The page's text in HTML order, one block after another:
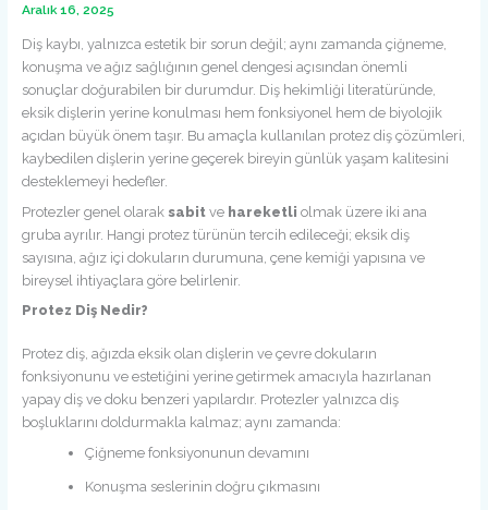
Aralık 16, 2025
Diş kaybı, yalnızca estetik bir sorun değil; aynı zamanda çiğneme,
konuşma ve ağız sağlığının genel dengesi açısından önemli
sonuçlar doğurabilen bir durumdur. Diş hekimliği literatüründe,
eksik dişlerin yerine konulması hem fonksiyonel hem de biyolojik
açıdan büyük önem taşır. Bu amaçla kullanılan protez diş çözümleri,
kaybedilen dişlerin yerine geçerek bireyin günlük yaşam kalitesini
desteklemeyi hedefler.
Protezler genel olarak sabitve hareketli olmak üzere iki ana
gruba ayrılır. Hangi protez türünün tercih edileceği; eksik diş
sayısına, ağız içi dokuların durumuna, çene kemiği yapısına ve
bireysel ihtiyaçlara göre belirlenir.
Protez Diş Nedir?
Protez diş, ağızda eksik olan dişlerin ve çevre dokuların
fonksiyonunu ve estetiğini yerine getirmek amacıyla hazırlanan
yapay diş ve doku benzeri yapılardır. Protezler yalnızca diş
boşluklarını doldurmakla kalmaz; aynı zamanda:
Çiğneme fonksiyonunun devamını
Konuşma seslerinin doğru çıkmasını